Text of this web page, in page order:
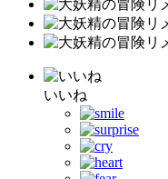
いいね